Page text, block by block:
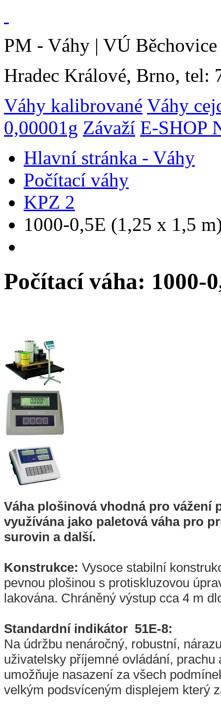
PM - Váhy | VÚ Běchovice
Hradec Králové, Brno, tel:
Váhy kalibrované Váhy
0,00001g Závaží E-SHOP
Hlavní stránka - Váhy
Počítací váhy
KPZ 2
1000-0,5E (1,25 x 1,5
Počítací váha: 1000-
Váha plošinová vhodná pro vážení
využívána jako paletová váha pro
surovin a další.
Konstrukce: Vysoce stabilní
pevnou plošinou s protiskluzovou
lakována. Chráněný výstup cca 4 m
Standardní indikátor 51E-8:
Na údržbu nenáročný, robustní,
uživatelsky příjemné ovládání,
umožňuje nasazení za všech
velkým podsvíceným displejem který